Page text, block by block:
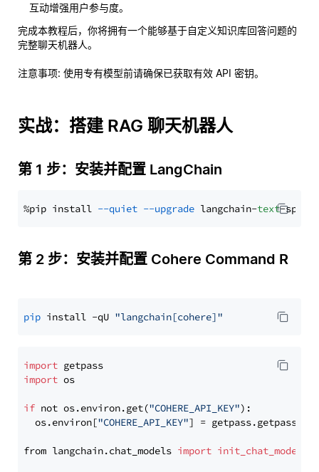
互动增强用户参与度。
完成本教程后，你将拥有一个能够基于自定义知识库回答问题的
完整聊天机器人。
注意事项: 使用专有模型前请确保已获取有效 API 密钥。
实战：搭建 RAG 聊天机器人
第 1 步：安装并配置 LangChain
%pip install --quiet --upgrade langchain-text
第 2 步：安装并配置 Cohere Command R
pip install -qU "langchain[cohere]"
import
import os
if not os.environ.get("COHERE_API_KEY"):
  os.environ[
"COHERE_API_KEY"] = getpass.getpass(
from langchain.chat_models import init_chat_model